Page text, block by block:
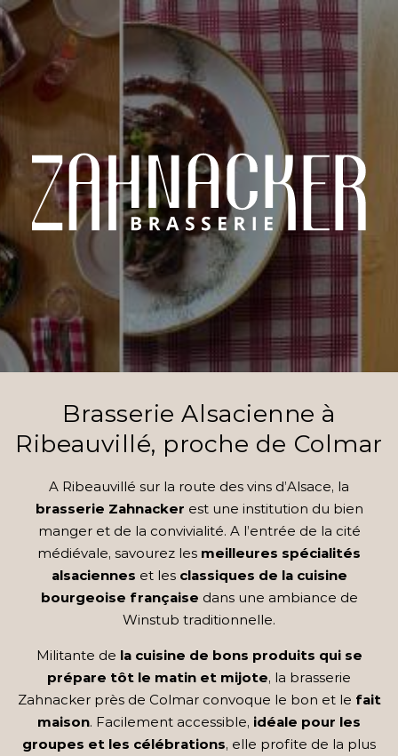
Brasserie Alsacienne à
Ribeauvillé, proche de Colmar
A Ribeauvillé sur la route des vins d’Alsace, la
brasserie Zahnacker est une institution du bien
manger et de la convivialité. A l’entrée de la cité
médiévale, savourez les meilleures spécialités
alsaciennes et les classiques de la cuisine
bourgeoise française dans une ambiance de
Winstub traditionnelle.
Militante de la cuisine de bons produits qui se
prépare tôt le matin et mijote, la brasserie
Zahnacker près de Colmar convoque le bon et le fait
maison. Facilement accessible, idéale pour les
groupes et les célébrations, elle profite de la plus